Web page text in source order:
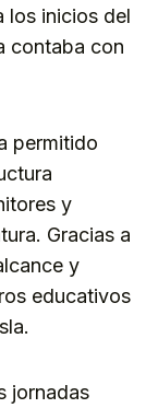
los inicios del
contaba con
permitido
y
Gracias a
y
educativos
jornadas